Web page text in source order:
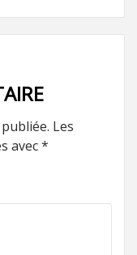
Les
avec*